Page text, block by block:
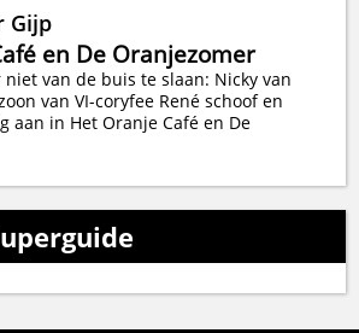
Gijp
en De Oranjezomer
niet van de buis te slaan: Nicky van
van VI-coryfee René schoof en
aan in Het Oranje Café en De